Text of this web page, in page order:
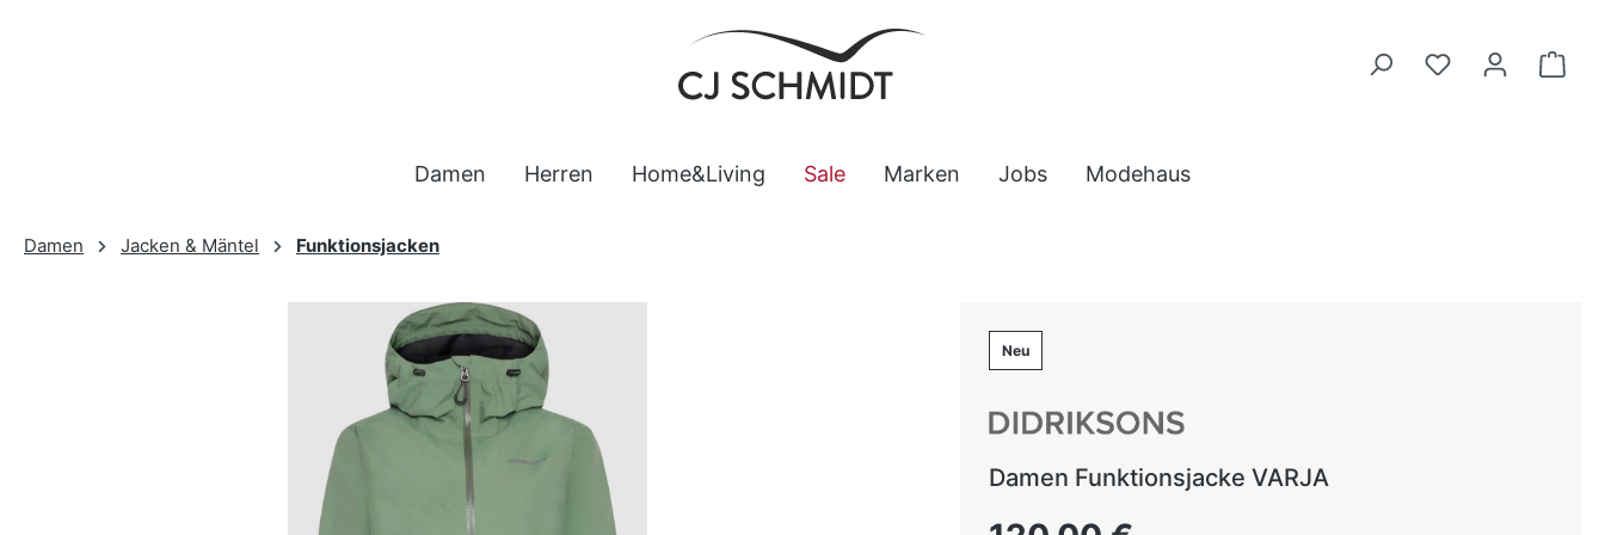
Damen Herren Home&Living Sale Marken Jobs Modehaus
Damen Jacken & Mäntel Funktionsjacken
Neu
Damen Funktionsjacke VARJA
Regulärer Preis: